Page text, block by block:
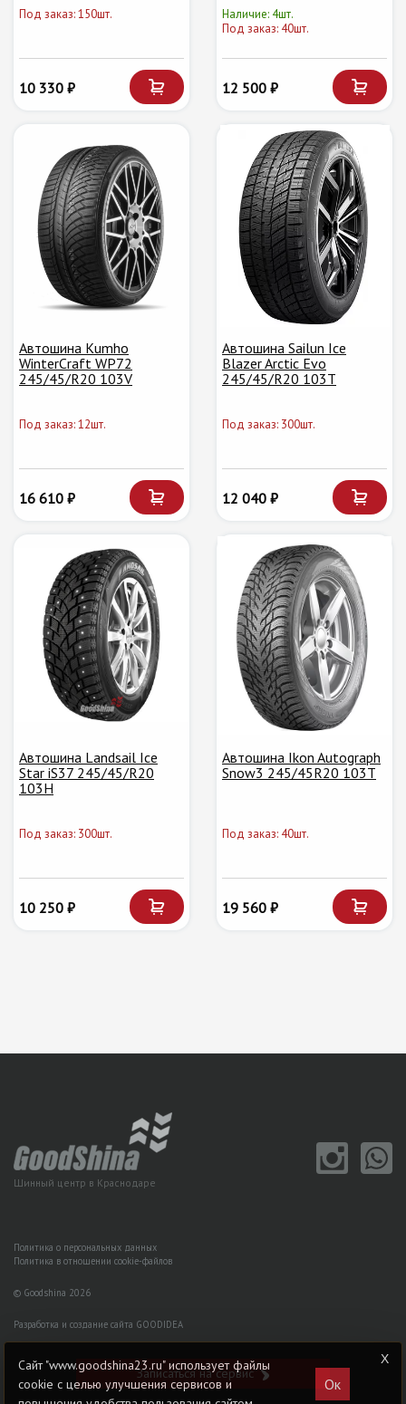
Под заказ: 150шт.
10 330 ₽
Наличие: 4шт.
Под заказ: 40шт.
12 500 ₽
Автошина Kumho
WinterCraft WP72
245/45/R20 103V
Под заказ: 12шт.
16 610 ₽
Автошина Sailun Ice
Blazer Arctic Evo
245/45/R20 103T
Под заказ: 300шт.
12 040 ₽
Автошина Landsail Ice
Star iS37 245/45/R20
103H
Под заказ: 300шт.
10 250 ₽
Автошина Ikon Autograph
Snow3 245/45R20 103T
Под заказ: 40шт.
19 560 ₽
Шинный центр в Краснодаре
Политика о персональных данных
Политика в отношении cookie-файлов
© Goodshina 2026
Разработка и создание сайта GOODIDEA
Записаться на сервис
Сайт "www.goodshina23.ru" использует файлы
cookie с целью улучшения сервисов и
Ок